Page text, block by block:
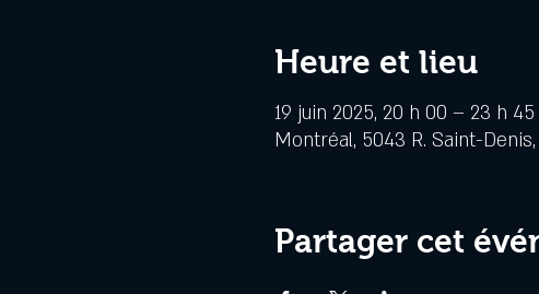
Heure et lieu
19 juin 2025, 20 h 00 – 23 h 45
Montréal, 5043 R. Saint-
Partager cet